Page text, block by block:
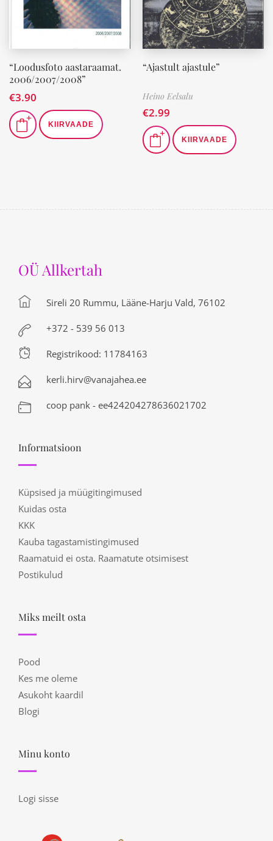
“Loodusfoto aastaraamat.
2006/2007/2008”
€3.90
KIIRVAADE
“Ajastult ajastule”
Heino Eelsalu
€2.99
KIIRVAADE
OÜ Allkertah
Sireli 20 Rummu, Lääne-Harju Vald, 76102
+372 - 539 56 013
Registrikood: 11784163
kerli.hirv@vanajahea.ee
coop pank - ee424204278636021702
Informatsioon
Küpsised ja müügitingimused
Kuidas osta
KKK
Kauba tagastamistingimused
Raamatuid ei osta. Raamatute otsimisest
Postikulud
Miks meilt osta
Pood
Kes me oleme
Asukoht kaardil
Blogi
Minu konto
Logi sisse